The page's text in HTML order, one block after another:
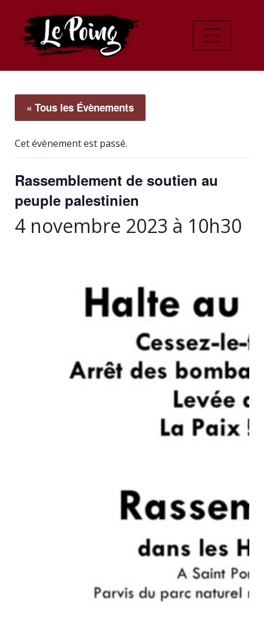
« Tous les Évènements
Cet évènement est passé.
Rassemblement de soutien au
peuple palestinien
4 novembre 2023 à 10h30